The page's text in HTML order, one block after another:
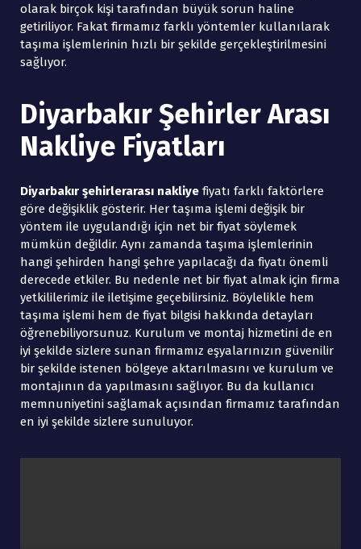
olarak birçok kişi tarafından büyük sorun haline
getiriliyor. Fakat firmamız farklı yöntemler kullanılarak
taşıma işlemlerinin hızlı bir şekilde gerçekleştirilmesini
sağlıyor.
Diyarbakır Şehirler Arası
Nakliye Fiyatları
Diyarbakır şehirlerarası nakliye fiyatı farklı faktörlere
göre değişiklik gösterir. Her taşıma işlemi değişik bir
yöntem ile uygulandığı için net bir fiyat söylemek
mümkün değildir. Aynı zamanda taşıma işlemlerinin
hangi şehirden hangi şehre yapılacağı da fiyatı önemli
derecede etkiler. Bu nedenle net bir fiyat almak için firma
yetkililerimiz ile iletişime geçebilirsiniz. Böylelikle hem
taşıma işlemi hem de fiyat bilgisi hakkında detayları
öğrenebiliyorsunuz. Kurulum ve montaj hizmetini de en
iyi şekilde sizlere sunan firmamız eşyalarınızın güvenilir
bir şekilde istenen bölgeye aktarılmasını ve kurulum ve
montajının da yapılmasını sağlıyor. Bu da kullanıcı
memnuniyetini sağlamak açısından firmamız tarafından
en iyi şekilde sizlere sunuluyor.